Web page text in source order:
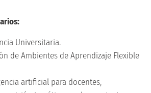
Universitaria.
de Ambientes de Aprendizaje Flexible
artificial para docentes,